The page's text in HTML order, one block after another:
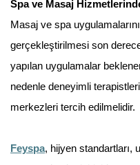
Spa ve Masaj
Masaj ve spa
gerçekleştirilmesi son
yapılan uygulamalar
nedenle deneyimli
merkezleri tercih edilmelidir.
Feyspa, hijyen standartları,